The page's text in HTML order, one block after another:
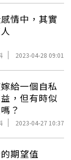
感情中，其實
2023-04-28 09:01
給一個自私
，但有時似
？
2023-04-27 10:37
期望值